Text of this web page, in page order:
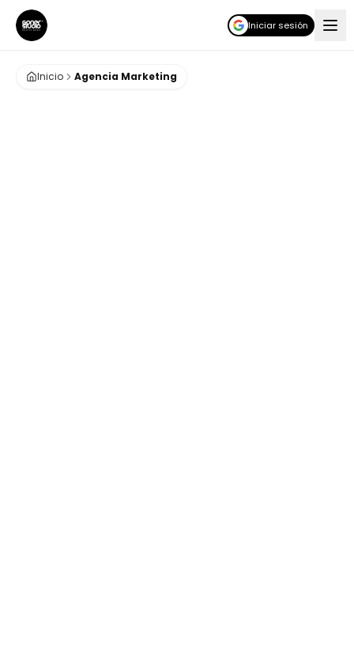
Iniciar sesión
Inicio Agencia Marketing